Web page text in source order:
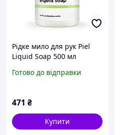
Рідке мило для рук Piel
Liquid Soap 500 мл
Готово до відправки
471 ₴
Купити